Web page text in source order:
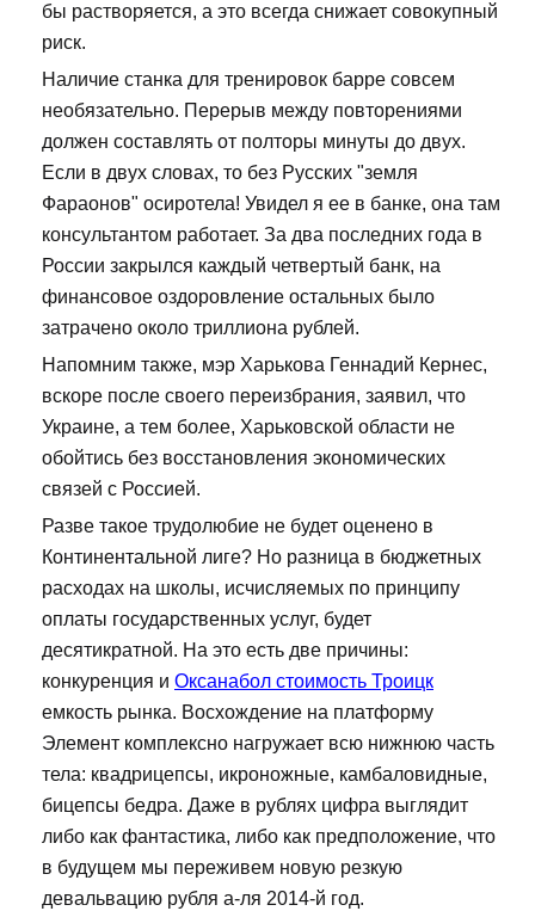
бы растворяется, а это всегда снижает совокупный
риск.
Наличие станка для тренировок барре совсем
необязательно. Перерыв между повторениями
должен составлять от полторы минуты до двух.
Если в двух словах, то без Русских "земля
Фараонов" осиротела! Увидел я ее в банке, она там
консультантом работает. За два последних года в
России закрылся каждый четвертый банк, на
финансовое оздоровление остальных было
затрачено около триллиона рублей.
Напомним также, мэр Харькова Геннадий Кернес,
вскоре после своего переизбрания, заявил, что
Украине, а тем более, Харьковской области не
обойтись без восстановления экономических
связей с Россией.
Разве такое трудолюбие не будет оценено в
Континентальной лиге? Но разница в бюджетных
расходах на школы, исчисляемых по принципу
оплаты государственных услуг, будет
десятикратной. На это есть две причины:
конкуренция и Оксанабол стоимость Троицк
емкость рынка. Восхождение на платформу
Элемент комплексно нагружает всю нижнюю часть
тела: квадрицепсы, икроножные, камбаловидные,
бицепсы бедра. Даже в рублях цифра выглядит
либо как фантастика, либо как предположение, что
в будущем мы переживем новую резкую
девальвацию рубля а-ля 2014-й год.